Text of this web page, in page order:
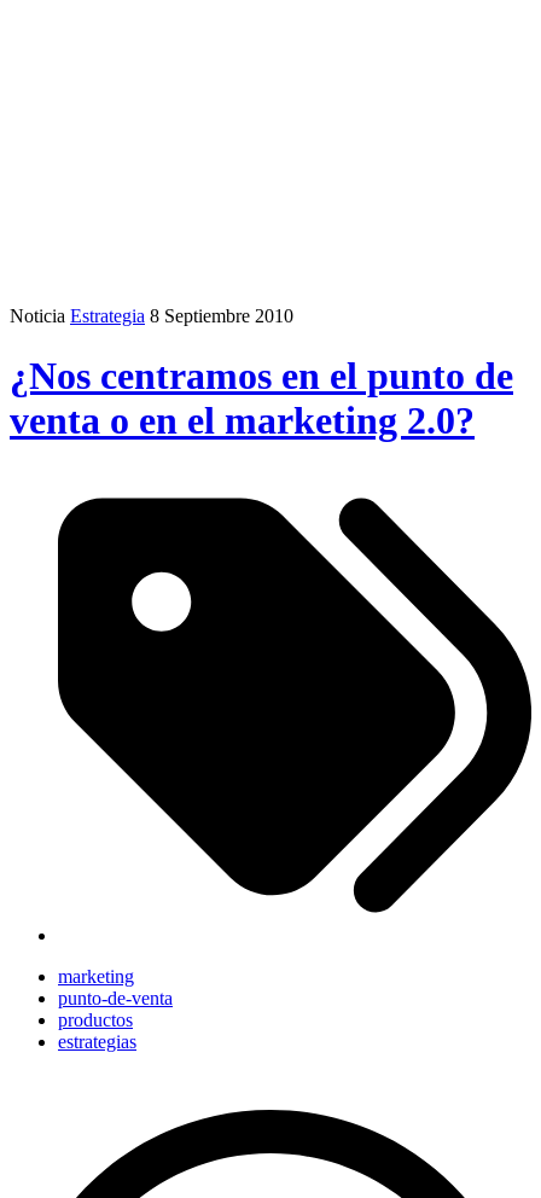
Noticia Estrategia 8 Septiembre 2010
¿Nos centramos en el punto de
venta o en el marketing 2.0?
marketing
punto-de-venta
productos
estrategias